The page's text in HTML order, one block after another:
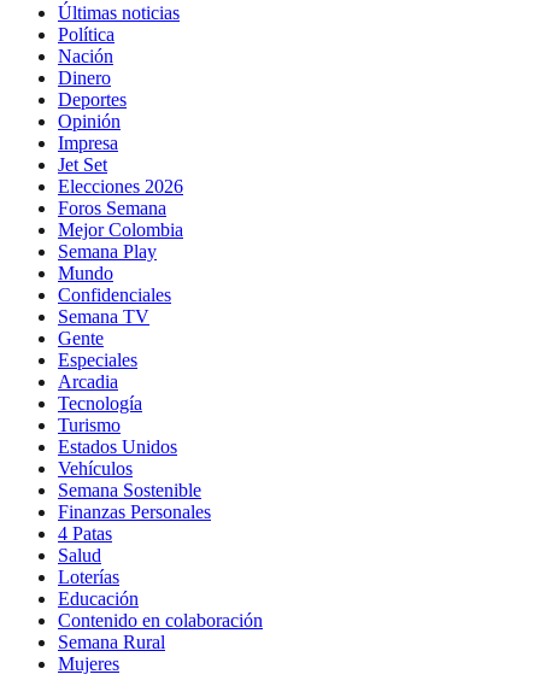
Últimas noticias
Política
Nación
Dinero
Deportes
Opinión
Impresa
Jet Set
Elecciones 2026
Foros Semana
Mejor Colombia
Semana Play
Mundo
Confidenciales
Semana TV
Gente
Especiales
Arcadia
Tecnología
Turismo
Estados Unidos
Vehículos
Semana Sostenible
Finanzas Personales
4 Patas
Salud
Loterías
Educación
Contenido en colaboración
Semana Rural
Mujeres